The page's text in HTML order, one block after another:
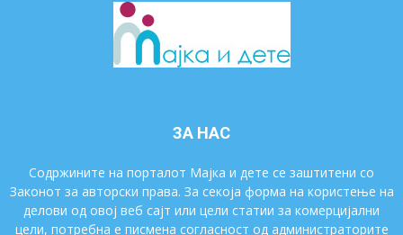
ЗА НАС
Содржините на порталот Мајка и дете се заштитени со
Законот за авторски права. За секоја форма на користење на
делови од овој веб сајт или цели статии за комерцијални
цели, потребна е писмена согласност од администраторите